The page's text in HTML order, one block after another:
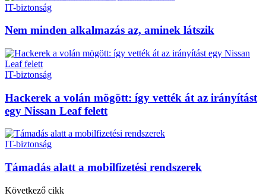
IT-biztonság
Nem minden alkalmazás az, aminek látszik
IT-biztonság
Hackerek a volán mögött: így vették át az irányítást
egy Nissan Leaf felett
IT-biztonság
Támadás alatt a mobilfizetési rendszerek
Következő cikk